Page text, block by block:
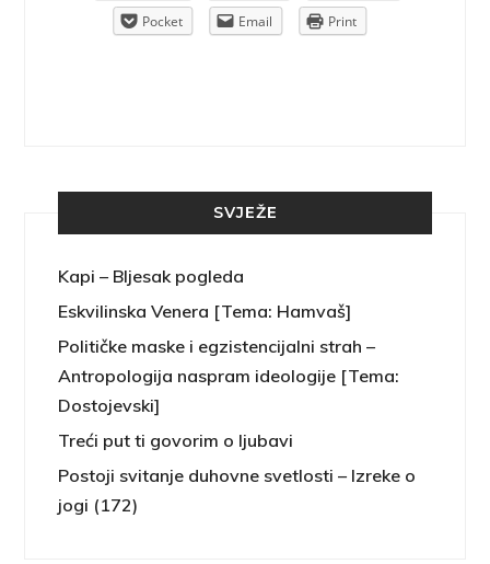
Pocket
Email Print
SVJEŽE
Kapi – Bljesak pogleda
Eskvilinska Venera [Tema: Hamvaš]
Političke maske i egzistencijalni strah –
Antropologija naspram ideologije [Tema:
Dostojevski]
Treći put ti govorim o ljubavi
Postoji svitanje duhovne svetlosti – Izreke o
jogi (172)